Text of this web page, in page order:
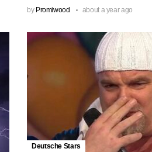
by Promiwood about a year ago
Deutsche Stars